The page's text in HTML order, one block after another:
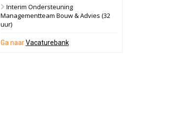
17 september 2026
Dordrecht
Interim Ondersteuning
Managementteam Bouw & Advies (32
uur)
Ga naarVacaturebank